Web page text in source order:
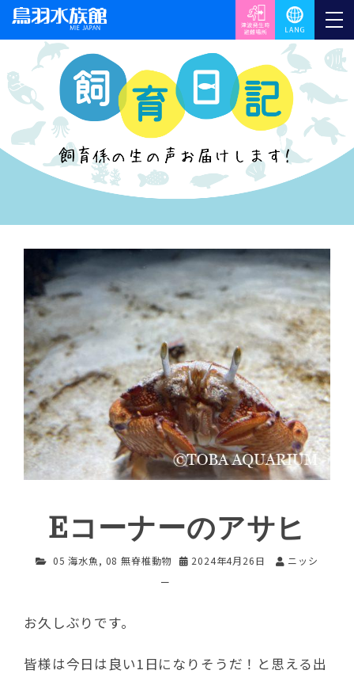
Eコーナーのアサヒ
05 海水魚 , 08 無脊椎動物 2024年4月26日
ニッシ
ー
お久しぶりです。
皆様は今日は良い1日になりそうだ！と思える出